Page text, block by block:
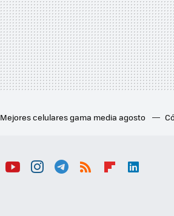
Mejores celulares gama media agosto